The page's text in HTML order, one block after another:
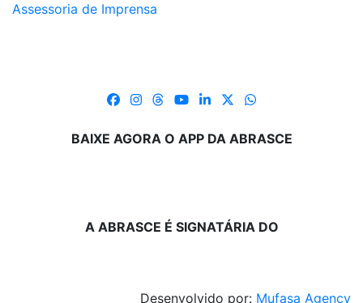
Assessoria de Imprensa
BAIXE AGORA O APP DA ABRASCE
A ABRASCE É SIGNATÁRIA DO
Desenvolvido por: Mufasa Agency